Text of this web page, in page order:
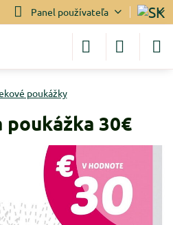
Panel používateľa
poukážky
poukážka 30€